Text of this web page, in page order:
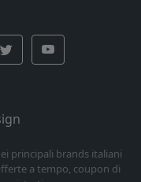
principali brands italiani
a tempo, coupon di